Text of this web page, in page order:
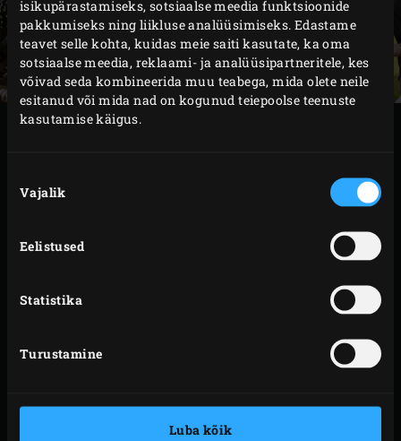
isikupärastamiseks, sotsiaalse meedia funktsioonide
pakkumiseks ning liikluse analüüsimiseks. Edastame
teavet selle kohta, kuidas meie saiti kasutate, ka oma
sotsiaalse meedia, reklaami- ja analüüsipartneritele, kes
võivad seda kombineerida muu teabega, mida olete neile
esitanud või mida nad on kogunud teiepoolse teenuste
kasutamise käigus.
valik
Vajalik
Eelistused
Statistika
Turustamine
Luba kõik
VALMISTAMINE
Pane 2 või 3 kuklipoolikut lõikepind allpool restile
ja grilli umbes 30 sekundit. Pööra restil veerandiku
ülejäänud kuklipoolikutega. Sulge peale igat
Määri
rohke oliiviõliga. Puista neljandik
pinnale. Tõsta sinna peale hakklihapall, kata
grillpressigalamedaks kotletiks. Eemalda
küpsetuspaber ja puista burgerikotletile soola-